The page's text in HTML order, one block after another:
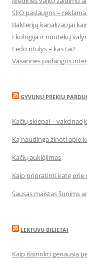
SEO paslaugos –
Bakterijų kanalizacijai
Ekologija ir nuotekų
Ledo ritulys – kas tai?
Vasarinės padangos
GYVUNU PREKIU
Kačių skiepai –
Ką naudinga žinoti apie
Kačių auklėjimas
Kaip pripratinti katę prie
Sausas maistas šunims
LEKTUVU BILIETAI
Kaip išsirinkti geriausią